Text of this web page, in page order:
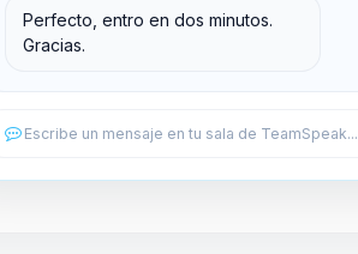
Perfecto, entro en dos minutos.
Gracias.
Escribe un mensaje en tu sala de TeamSpeak...